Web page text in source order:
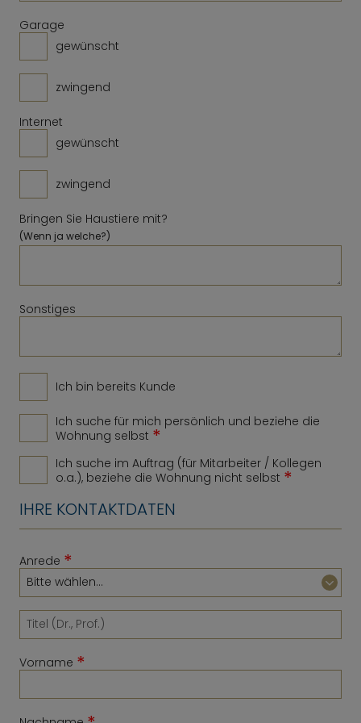
Garage
gewünscht
zwingend
Internet
gewünscht
zwingend
Bringen Sie Haustiere mit?
(Wenn ja welche?)
Sonstiges
Ich bin bereits Kunde
Ich suche für mich persönlich und beziehe die
Wohnung selbst *
Ich suche im Auftrag (für Mitarbeiter / Kollegen
o.a.), beziehe die Wohnung nicht selbst *
IHRE KONTAKTDATEN
Anrede *
Vorname *